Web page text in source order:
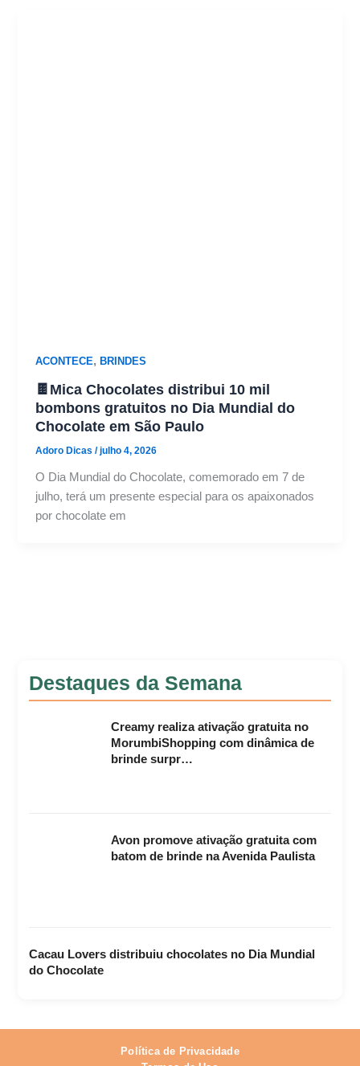
ACONTECE,BRINDES
🍫Mica Chocolates distribui 10 mil
bombons gratuitos no Dia Mundial do
Chocolate em São Paulo
Adoro Dicas/julho 4, 2026
O Dia Mundial do Chocolate, comemorado em 7 de
julho, terá um presente especial para os apaixonados
por chocolate em
Destaques da Semana
Creamy realiza ativação gratuita no
MorumbiShopping com dinâmica de
brinde surpr…
Avon promove ativação gratuita com
batom de brinde na Avenida Paulista
Cacau Lovers distribuiu chocolates no Dia Mundial
do Chocolate
Política de Privacidade